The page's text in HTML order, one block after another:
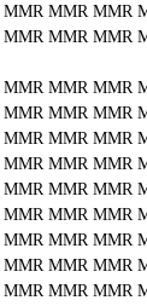
MMR MMR MMR
MMR MMR MMR
MMR MMR MMR
MMR MMR MMR
MMR MMR MMR
MMR MMR MMR
MMR MMR MMR
MMR MMR MMR
MMR MMR MMR
MMR MMR MMR
MMR MMR MMR